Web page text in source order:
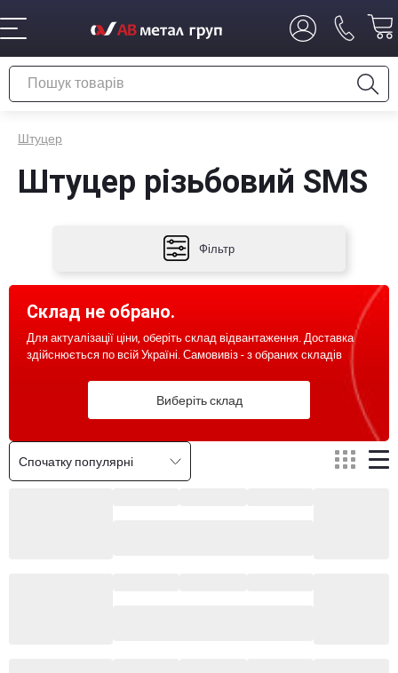
Штуцер
Штуцер різьбовий SMS
Фільтр
Склад не обрано.
Для актуалізації ціни, оберіть склад відвантаження. Доставка
здійснюється по всій Україні. Самовивіз - з обраних складів
Виберіть склад
Спочатку популярні